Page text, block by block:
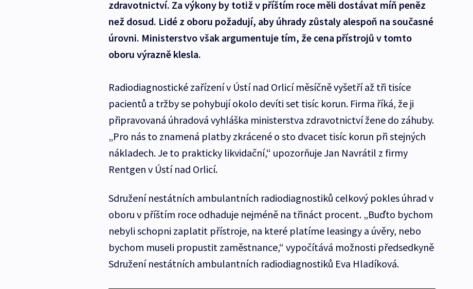
zdravotnictví. Za výkony by totiž v příštím roce měli dostávat míň peněz
než dosud. Lidé z oboru požadují, aby úhrady zůstaly alespoň na současné
úrovni. Ministerstvo však argumentuje tím, že cena přístrojů v tomto
oboru výrazně klesla.
Radiodiagnostické zařízení v Ústí nad Orlicí měsíčně vyšetří až tři tisíce
pacientů a tržby se pohybují okolo devíti set tisíc korun. Firma říká, že ji
připravovaná úhradová vyhláška ministerstva zdravotnictví žene do záhuby.
„Pro nás to znamená platby zkrácené o sto dvacet tisíc korun při stejných
nákladech. Je to prakticky likvidační,“ upozorňuje Jan Navrátil z firmy
Rentgen v Ústí nad Orlicí.
Sdružení nestátních ambulantních radiodiagnostiků celkový pokles úhrad v
oboru v příštím roce odhaduje nejméně na třináct procent. „Buďto bychom
nebyli schopni zaplatit přístroje, na které platíme leasingy a úvěry, nebo
bychom museli propustit zaměstnance,“ vypočítává možnosti předsedkyně
Sdružení nestátních ambulantních radiodiagnostiků Eva Hladíková.